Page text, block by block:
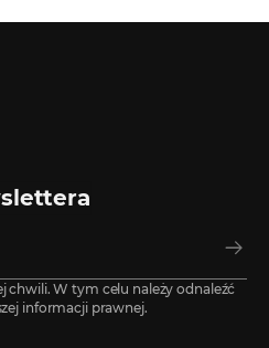
chwili. W tym celu należy odnaleźć
informacji prawnej.